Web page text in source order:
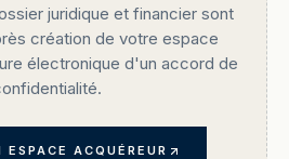
juridique et financier sont
création de votre espace
électronique d'un accord de
ESPACE ACQUÉREUR